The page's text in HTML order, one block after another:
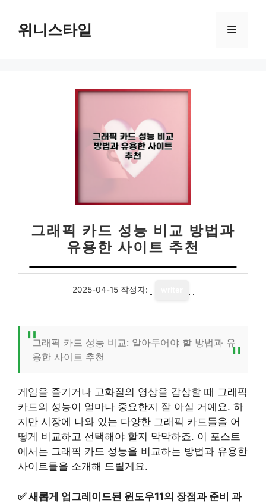
위니스타일 메
그래픽 카드 성능 비교 방법과
유용한 사이트 추천
2025-04-15 작성자:
그래픽 카드 성능 비교: 알아두어야 할 방법과 유
용한 사이트 추천
게임을 즐기거나 고화질의 영상을 감상할 때 그래픽
카드의 성능이 얼마나 중요한지 잘 아실 거예요. 하
지만 시장에 나와 있는 다양한 그래픽 카드들을 어
떻게 비교하고 선택해야 할지 막막하죠. 이 포스트
에서는 그래픽 카드 성능을 비교하는 방법과 유용한
사이트들을 소개해 드릴게요.
✅새롭게 업그레이드된 윈도우11의 장점과 준비 과